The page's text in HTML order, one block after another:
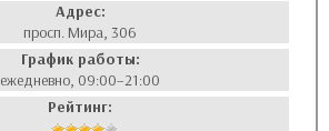
Адрес:
просп. Мира, 306
График работы:
ежедневно, 09:00–21:00
Рейтинг: